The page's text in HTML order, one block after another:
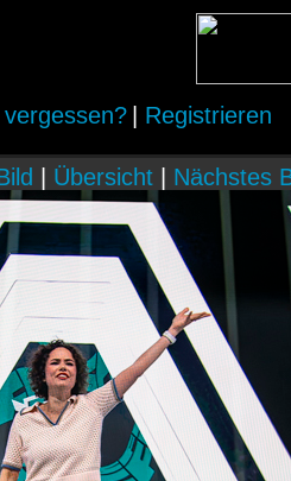
Registrieren
Übersicht| Nächstes